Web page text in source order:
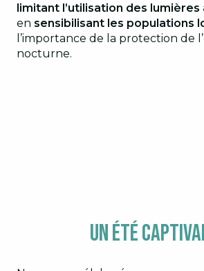
limitant l’utilisation des
en sensibilisant les populations
l’importance de la protection de
nocturne.
Un été